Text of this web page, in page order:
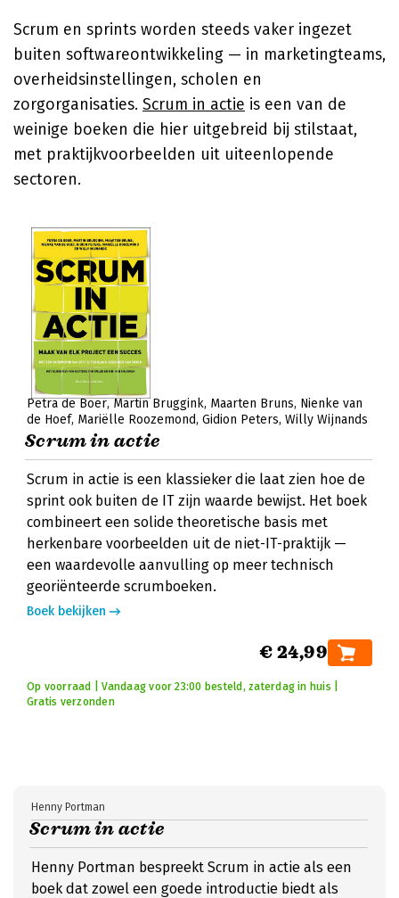
Scrum en sprints worden steeds vaker ingezet
buiten softwareontwikkeling — in marketingteams,
overheidsinstellingen, scholen en
zorgorganisaties. Scrum in actie is een van de
weinige boeken die hier uitgebreid bij stilstaat,
met praktijkvoorbeelden uit uiteenlopende
sectoren.
Petra de Boer Martin Bruggink Maarten Bruns Nienke van
de Hoef Mariëlle Roozemond Gidion Peters Willy Wijnands
Scrum in actie
Scrum in actie is een klassieker die laat zien hoe de
sprint ook buiten de IT zijn waarde bewijst. Het boek
combineert een solide theoretische basis met
herkenbare voorbeelden uit de niet-IT-praktijk —
een waardevolle aanvulling op meer technisch
georiënteerde scrumboeken.
Boek bekijken
€ 24,99
Op voorraad | Vandaag voor 23:00 besteld, zaterdag in huis |
Gratis verzonden
Scrum in actie
Henny Portman
Henny Portman bespreekt Scrum in actie als een
boek dat zowel een goede introductie biedt als